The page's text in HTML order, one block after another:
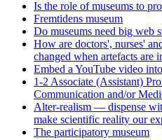
Is the role of museums to
Fremtidens museum
Do museums need big web
How are doctors', nurses'
changed when artefacts are
Embed a YouTube video
1-2 Associate (Assistant)
Communication and/or
Alter-realism — dispense
make scientific reality our
The participatory museum